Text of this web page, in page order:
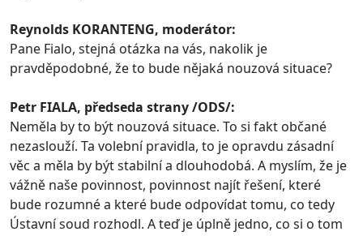
Reynolds KORANTENG, moderátor:
Pane Fialo, stejná otázka na vás, nakolik je
pravděpodobné, že to bude nějaká nouzová situace?
Petr FIALA, předseda strany /ODS/:
Neměla by to být nouzová situace. To si fakt občané
nezaslouží. Ta volební pravidla, to je opravdu zásadní
věc a měla by být stabilní a dlouhodobá. A myslím, že je
vážně naše povinnost, povinnost najít řešení, které
bude rozumné a které bude odpovídat tomu, co tedy
Ústavní soud rozhodl. A teď je úplně jedno, co si o tom